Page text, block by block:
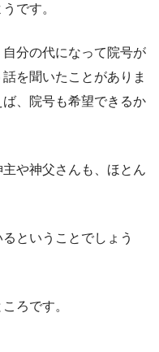
です。
分の代になって院号が
を聞いたことがありま
、院号も希望できるか
や神父さんも、ほとん
ということでしょう
ろです。